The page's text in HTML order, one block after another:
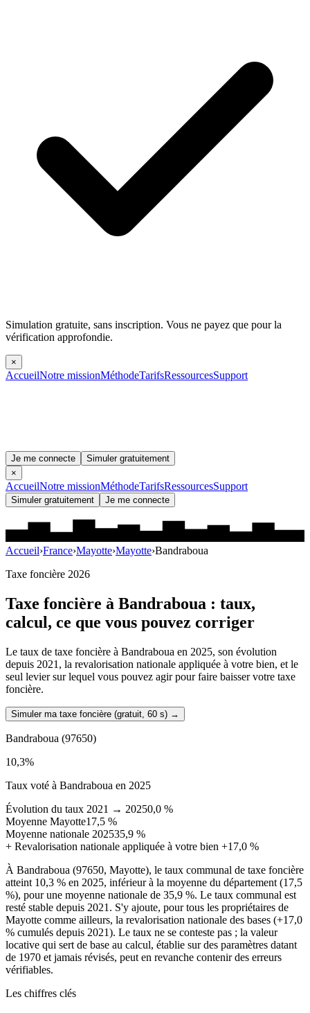
Simulation gratuite, sans inscription. Vous ne payez que pour la
vérification approfondie.
×
AccueilNotre missionMéthodeTarifsRessourcesSupport
Je me connecte
Simuler gratuitement
×
AccueilNotre missionMéthodeTarifsRessourcesSupport
Simuler gratuitement Je me connecte
Accueil›France›Mayotte›Mayotte›Bandraboua
Taxe foncière 2026
Taxe foncière à Bandraboua : taux,
calcul, ce que vous pouvez corriger
Le taux de taxe foncière à Bandraboua en 2025, son évolution
depuis 2021, la revalorisation nationale appliquée à votre bien, et le
seul levier sur lequel vous pouvez agir pour faire baisser votre taxe
foncière.
Simuler ma taxe foncière (gratuit, 60 s) →
Bandraboua (97650)
10,3%
Taux voté à Bandraboua en 2025
Évolution du taux 2021 → 20250,0 %
Moyenne Mayotte17,5 %
Moyenne nationale 202535,9 %
+ Revalorisation nationale appliquée à votre bien +17,0 %
À Bandraboua (97650, Mayotte), le taux communal de taxe foncière
atteint 10,3 % en 2025, inférieur à la moyenne du département (17,5
%), pour une moyenne nationale de 35,9 %. Le taux communal est
resté stable depuis 2021. S'y ajoute, pour tous les propriétaires de
Mayotte comme ailleurs, la revalorisation nationale des bases (+17,0
% cumulés depuis 2021). Le taux ne se conteste pas ; la valeur
locative qui sert de base au calcul, établie sur des paramètres datant
de 1970 et jamais révisés, peut en revanche contenir des erreurs
vérifiables.
Les chiffres clés